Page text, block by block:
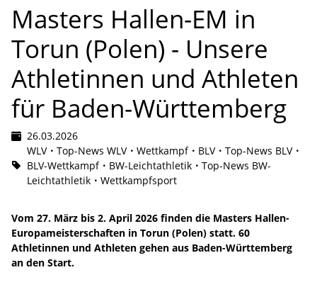
Masters Hallen-EM in
Torun (Polen) - Unsere
Athletinnen und Athleten
für Baden-Württemberg
26.03.2026
WLV
Top-News WLV Wettkampf BLV
Top-News BLV
BLV-Wettkampf
BW-Leichtathletik
Top-News BW-
Leichtathletik
Wettkampfsport
Vom 27. März bis 2. April 2026 finden die Masters Hallen-
Europameisterschaften in Torun (Polen) statt. 60
Athletinnen und Athleten gehen aus Baden-Württemberg
an den Start.